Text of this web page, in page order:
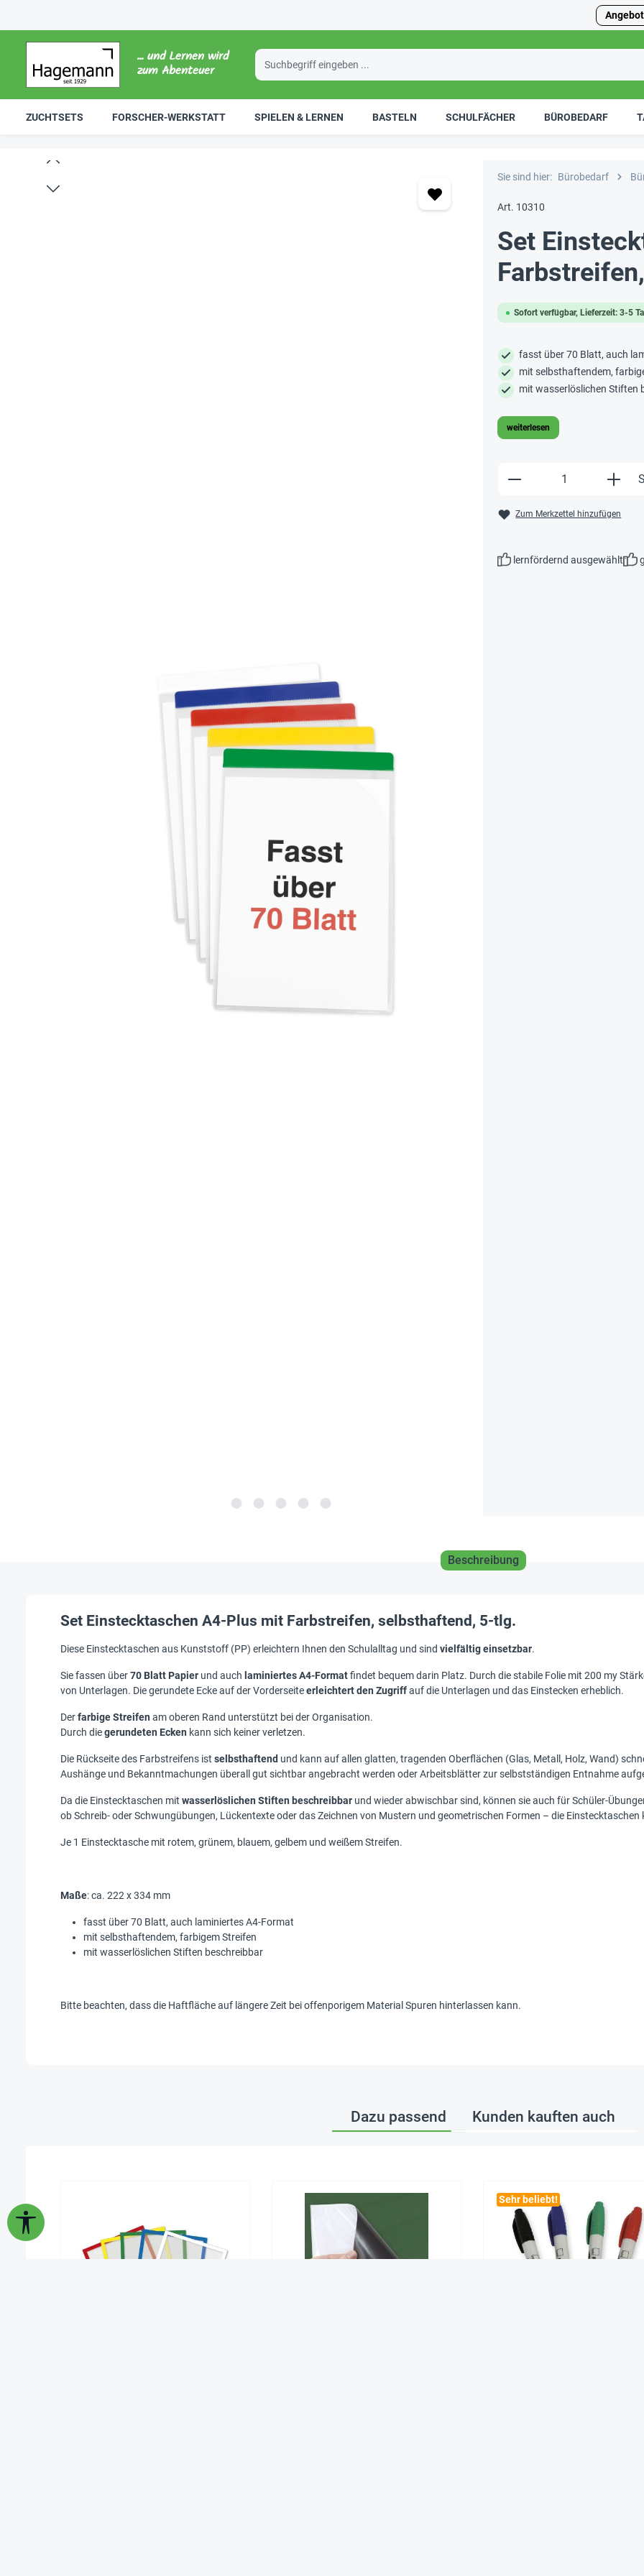
... und Lernen wird
zum Abenteuer
ZUCHTSETS FORSCHER-WERKSTATT SPIELEN & LERNEN BASTELN SCHULFÄCHER BÜROBEDARF
Sie sind hier: Bürobedarf
Art. 10310
Set
Sofort verfügbar, Lieferzeit: 3-5
fasst über 70 Blatt, auch
mit selbsthaftendem,
mit wasserlöslichen Stiften
weiterlesen
Produkt Anzahl:
Zum Merkzettel hinzufügen
lernfördernd ausgewählt
Beschreibung
Set Einstecktaschen A4-Plus mit Farbstreifen, selbsthaftend, 5-tlg.
Diese Einstecktaschen aus Kunststoff (PP) erleichtern Ihnen den Schulalltag und sind vielfältig einsetzbar.
Sie fassen über70 Blatt Papier und auch laminiertes A4-Formatfindet bequem darin Platz. Durch die stabile Folie mit 200 my
von Unterlagen. Die gerundete Ecke auf der Vorderseiteerleichtert den Zugriffauf die Unterlagen und das Einstecken erheblich.
Derfarbige Streifen am oberen Rand unterstützt bei der Organisation.
Durch diegerundeten Ecken kann sich keiner verletzen.
Die Rückseite des Farbstreifens ist selbsthaftend und kann auf allen glatten, tragenden Oberflächen (Glas, Metall, Holz, Wand)
Aushänge und Bekanntmachungen überall gut sichtbar angebracht werden oder Arbeitsblätter zur selbstständigen Entnahme
Da die Einstecktaschen mit wasserlöslichen Stiften beschreibbar und wieder abwischbar sind, können sie auch für Schüler-
ob Schreib- oder Schwungübungen, Lückentexte oder das Zeichnen von Mustern und geometrischen Formen – die
Je 1 Einstecktasche mit rotem, grünem, blauem, gelbem und weißem Streifen.
Maße: ca. 222 x 334 mm
fasst über 70 Blatt, auch laminiertes A4-Format
mit selbsthaftendem, farbigem Streifen
mit wasserlöslichen Stiften beschreibbar
Bitte beachten, dass die Haftfläche auf längere Zeit bei offenporigem Material Spuren hinterlassen kann.
Dazu passend Kunden kauften auch
Sehr beliebt!
Werkzeugleiste anzeigen